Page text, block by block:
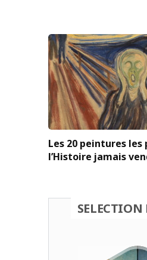
Les 20 peintures les
l’Histoire jamais